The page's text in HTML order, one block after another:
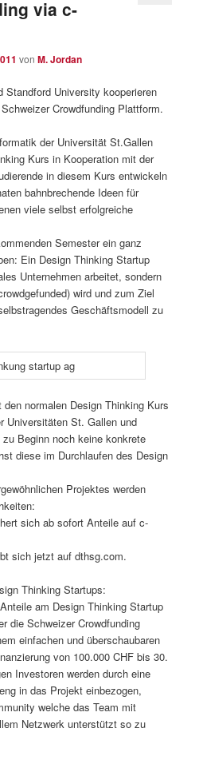
via c-
vonM. Jordan
Standford University kooperieren
Crowdfunding Plattform.
der Universität St.Gallen
Kurs in Kooperation mit der
in diesem Kurs entwickeln
bahnbrechende Ideen für
viele selbst erfolgreiche
Semester ein ganz
Ein Design Thinking Startup
Unternehmen arbeitet, sondern
wird und zum Ziel
Geschäftsmodell zu
normalen Design Thinking Kurs
Universitäten St. Gallen und
Beginn noch keine konkrete
diese im Durchlaufen des Design
Projektes werden
sich ab sofort Anteile auf c-
sich jetzt auf dthsg.com.
Thinking Startups:
am Design Thinking Startup
die Schweizer Crowdfunding
einfachen und überschaubaren
von 100.000 CHF bis 30.
Investoren werden durch eine
in das Projekt einbezogen,
welche das Team mit
Netzwerk unterstützt so zu